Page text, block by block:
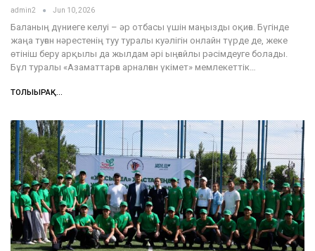
admin2 Jun 10, 2026
Баланың дүниеге келуі – әр отбасы үшін маңызды оқиға. Бүгінде
жаңа туған нәрестенің туу туралы куәлігін онлайн түрде де, жеке
өтініш беру арқылы да жылдам әрі ыңғайлы рәсімдеуге болады.
Бұл туралы «Азаматтарға арналған үкімет» мемлекеттік…
ТОЛЫҒЫРАҚ...